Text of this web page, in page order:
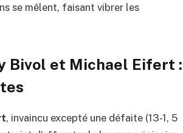
se mêlent, faisant vibrer les
Bivol et Michael Eifert :
, invaincu excepté une défaite (13-1, 5